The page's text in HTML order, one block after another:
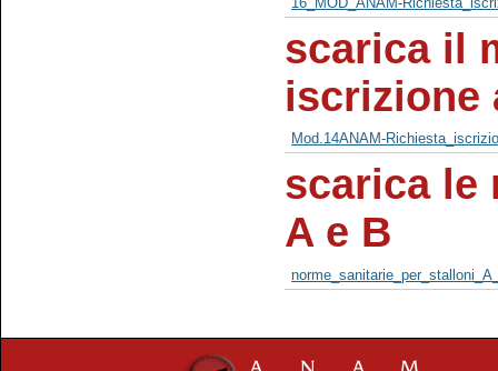
scarica il
iscrizione
Mod.14ANAM-
scarica le
A e B